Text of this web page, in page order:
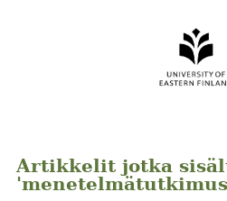
Artikkelit jotka